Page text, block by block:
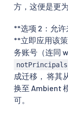
方，这便是更
**选项 2：允许
**立即应用该
务账号（连同
notPrincipals
成迁移， 将其
换至 Ambient
可。